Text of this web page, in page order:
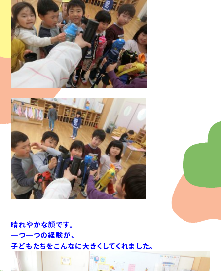
晴れやかな顔です。
一つ一つの経験が、
子どもたちをこんなに大きくしてくれました。